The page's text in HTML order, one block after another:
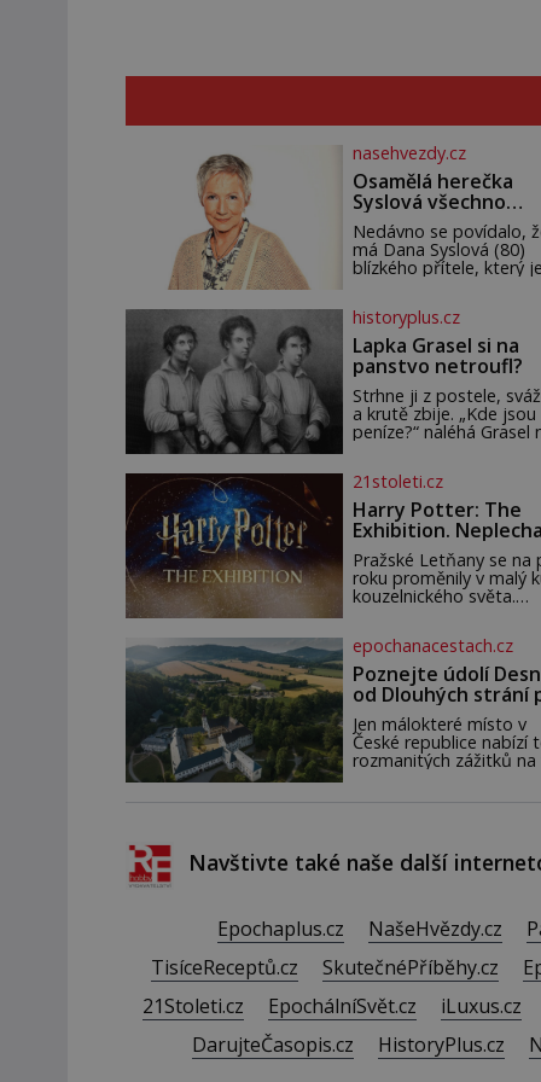
nasehvezdy.cz
Osamělá herečka
Syslová všechno
vzdala?
Nedávno se povídalo,
má Dana Syslová (80)
blízkého přítele, který
posledních dnech čím dál
častěji mluví o svém
odchodu. Dohnala ji snad
samota? Půs
historyplus.cz
Lapka Grasel si na
panstvo netroufl?
Strhne ji z postele,
a krutě zbije. „Kde jsou
peníze?“ naléhá Grasel
ani nemůže, protože
žádné nemá, spokojí se
lupič s několika měďáky a
štůčky látky. Zraněná
pár dní nato umírá. Je to
muž nebývale krutý.
činy budí hrůzu ještě
21stoleti.cz
Harry Potter: The
Exhibition. Neplecha
zahájena…
Pražské Letňany se na
roku proměnily v malý
kouzelnického světa.
Česka originální filmové
kostýmy a rekvizity,
Bradavice, Hagridovu
i uč
epochanacestach.cz
Poznejte údolí
od Dlouhých strání
termální prameny
Jen málokteré místo v
České republice nabízí
rozmanitých zážitků na
do útrob jedné z
nejvýznamnějších
projet se na koloběžce
den zakončit
památek ve Velkých
Losinách nebo v
Navštivte také naše další
Epochaplus.cz NašeHvězdy.cz
TisíceReceptů.cz
SkutečnéPříběhy.cz
21Stoleti.cz
EpochálníSvět.cz iLuxus.cz
DarujteČasopis.cz
HistoryPlus.cz